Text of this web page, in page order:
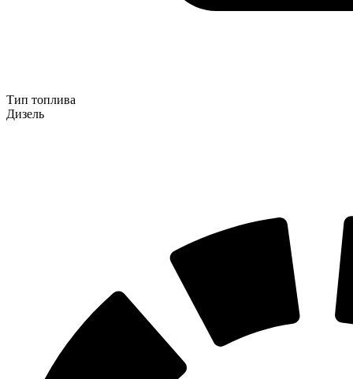
Тип топлива
Дизель